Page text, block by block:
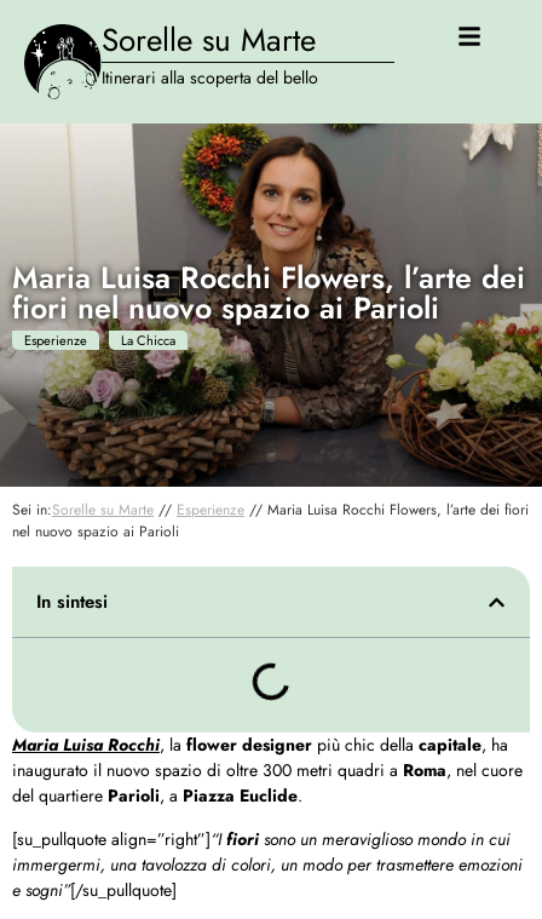
Sorelle su Marte
Itinerari alla scoperta del bello
Maria Luisa Rocchi Flowers, l’arte dei
fiori nel nuovo spazio ai Parioli
Esperienze La Chicca
Sei in:Sorelle su Marte // Esperienze // Maria Luisa Rocchi Flowers, l’arte dei fiori
nel nuovo spazio ai Parioli
Maria Luisa Rocchi, la flower designer più chic della capitale, ha
inaugurato il nuovo spazio di oltre 300 metri quadri a Roma, nel cuore
del quartiere Parioli, a Piazza Euclide.
[su_pullquote align=”right”]“Ifiorisono un meraviglioso mondo in cui
immergermi, una tavolozza di colori, un modo per trasmettere emozioni
e sogni”[/su_pullquote]
In sintesi